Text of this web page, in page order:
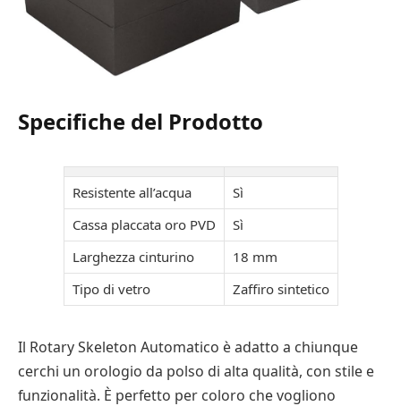
Specifiche del Prodotto
Resistente all’acqua
Sì
Cassa placcata oro PVD
Sì
Larghezza cinturino
18 mm
Tipo di vetro
Zaffiro sintetico
Il Rotary Skeleton Automatico è adatto a chiunque
cerchi un orologio da polso di alta qualità, con stile e
funzionalità. È perfetto per coloro che vogliono